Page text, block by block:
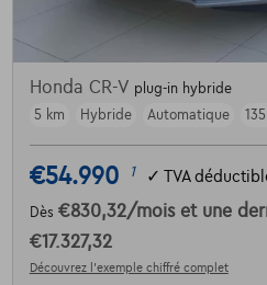
Honda CR-V plug-in hybride
5 km
Hybride Automatique
€54.990 1 ✓ TVA
Dès €830,32/mois et une
€17.327,32
Découvrez l’exemple chiffré complet